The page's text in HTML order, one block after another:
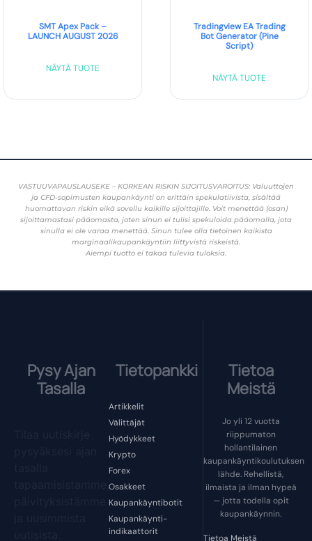
SMT Apex Pack –
LAUNCH AUGUST 2026
NÄYTÄ TUOTE
Tradingview EA Trading
Bot Generator (Pine
Script)
NÄYTÄ TUOTE
VASTUUVAPAUSLAUSEKE – KORKEAN RISKIN SIJOITUSVAROITUS: Valuuttojen
ja CFD-sopimusten kaupankäynti on erittäin spekulatiivista, sisältää
huomattavan riskin eikä sovellu kaikille sijoittajille. Voit menettää (osan)
sijoittamastasi pääomasta, joten sinun ei tulisi spekuloida pääomalla, jota
sinulla ei ole varaa menettää. Sinun tulee olla tietoinen kaikista
marginaalikaupankäyntiin liittyvistä riskeistä.
Aiempi tuotto ei takaa tulevia tuloksia.
Pysy Ajan
Tasalla
tapaamisistamme,
Tietopankki
Artikkelit
Välittäjät
Hyödykkeet
Krypto
Forex
Osakkeet
Kaupankäyntibotit
Kaupankäynti-
indikaattorit
Tietoa
Meistä
Jo yli 12 vuotta
riippumaton
hollantilainen
kaupankäyntikoulutuksen
lähde. Rehellistä,
ilmaista ja ilman hypeä
— jotta todella opit
kaupankäynnin.
Tietoa Meistä